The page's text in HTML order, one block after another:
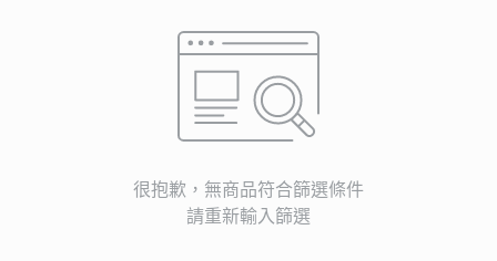
很抱歉，無商品符合篩選條件
請重新輸入篩選